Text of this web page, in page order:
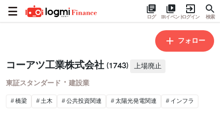
ログ IRイベントログイン 検索
フォロー
コーアツ工業株式会社 (1743) 上場廃止
東証スタンダード ・ 建設業
橋梁 土木 公共投資関連 太陽光発電関連 インフラ